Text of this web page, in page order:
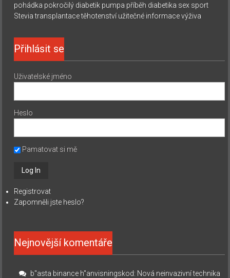
pohádka pokročilý diabetik pumpa příběh diabetika sex sport
Stevia transplantace těhotenství užitečné informace výživa
Přihlásit se
Uživatelské jméno
Heslo
Pamatovat si mě
Registrovat
Zapomněli jste heslo?
Nejnovější komentáře
b"asta binance h"anvisningskod: Nová neinvazivní technika